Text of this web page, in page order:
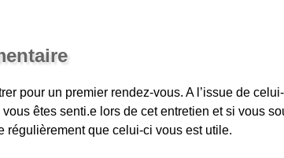
pour un premier rendez-vous. A l’issue de
êtes senti.e lors de cet entretien et si vous
régulièrement que celui-ci vous est utile.